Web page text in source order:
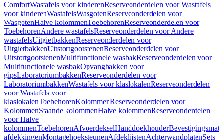
ComfortWastafels voor kinderenReserveonderdelen voor Wastafels
voor kinderenWastafelsWasgotenReserveonderdelen voor
WasgotenHalve kolommenToebehorenReserveonderdelen voor
ToebehorenAndere wastafelsReserveonderdelen voor Andere
wastafelsUitgietbakkenReserveonderdelen voor
UitgietbakkenUitstortgootstenenReserveonderdelen voor
UitstortgootstenenMultifunctionele wasbakReserveonderdelen voor
Multifunctionele wasbakOpvangbakken voor
gipsLaboratoriumbakkenReserveonderdelen voor
LaboratoriumbakkenWastafels voor klaslokalenReserveonderdelen
voor Wastafels voor
klaslokalenToebehorenKolommenReserveonderdelen voor
KolommenStaande kolommenHalve kolommenReserveonderdelen
voor Halve
kolommenToebehorenAfvoerdekselHanddoekhouder
afdekkingenMontagehoeksteunenAfdeklijstenAchterwandplatenSets